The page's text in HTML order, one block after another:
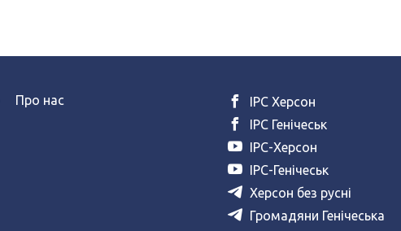
Про нас
ІРС Херсон
ІРС Генічеськ
ІРС-Херсон
ІРС-Генічеськ
Херсон без русні
Громадяни Генічеська